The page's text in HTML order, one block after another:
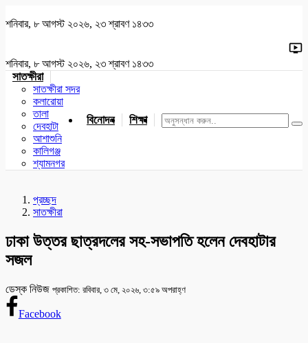
শনিবার, ৮ আগস্ট ২০২৬, ২৩ শ্রাবণ ১৪৩৩
শনিবার, ৮ আগস্ট ২০২৬, ২৩ শ্রাবণ ১৪৩৩
সাতক্ষীরা
সাতক্ষীরা সদর
কলারোয়া
তালা
দেবহাটা
আশাশুনি
কালিগঞ্জ
শ্যামনগর
বিনোদন শিক্ষা খেলাধুলা জাতীয় যশোর
প্রচ্ছদ
সাতক্ষীরা
ঢাকা উত্তর ছাত্রদলের সহ-সভাপতি হলেন দেবহাটার
সজল
ডেস্ক নিউজ প্রকাশিত: রবিবার, ৩ মে, ২০২৬, ৩:৫৯ অপরাহ্ণ
Facebook